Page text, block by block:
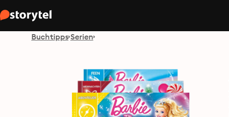
Buchtipps Serien